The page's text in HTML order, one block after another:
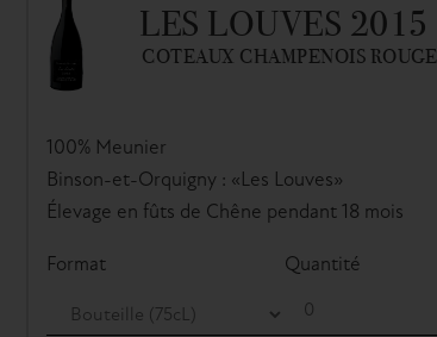
LES LOUVES 2015
COTEAUX CHAMPENOIS ROUGE
100% Meunier
Binson-et-Orquigny : «Les Louves»
Élevage en fûts de Chêne pendant 18 mois
Format Quantité